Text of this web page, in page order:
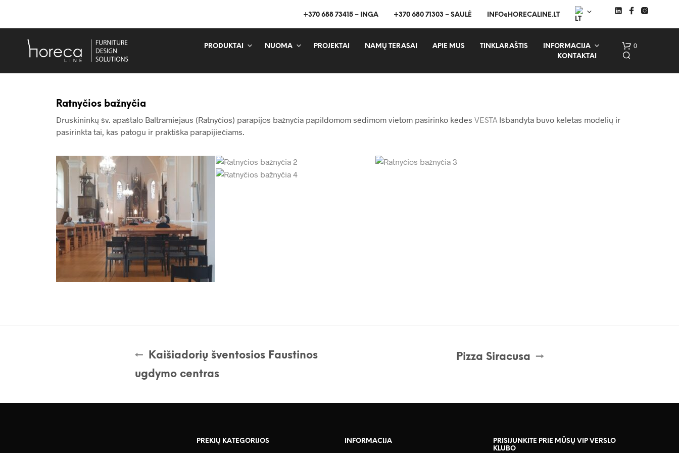
+370 688 73415 – INGA +370 680 71303 – SAULĖ INFO@HORECALINE.LT
PRODUKTAI NUOMA PROJEKTAI NAMŲ TERASAI APIE MUS TINKLARAŠTIS
INFORMACIJA
KONTAKTAI
0
Ratnyčios bažnyčia
Druskininkų šv. apaštalo Baltramiejaus (Ratnyčios) parapijos bažnyčia papildomom sėdimom vietom pasirinko kėdesVESTA Išbandyta buvo keletas modelių ir
pasirinkta tai, kas patogu ir praktiška parapijiečiams.
Kaišiadorių šventosios Faustinos
ugdymo centras
Pizza Siracusa
PREKIŲ KATEGORIJOS INFORMACIJA
PRISIJUNKITE PRIE MŪSŲ VIP VERSLO
KLUBO